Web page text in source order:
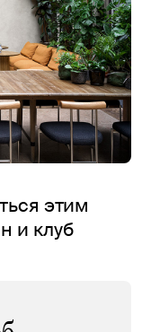
этим
и клуб